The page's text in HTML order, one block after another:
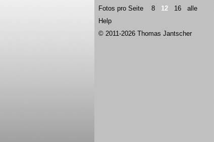
Fotos pro Seite 8 12 16
alle
Help
© 2011-2026 Thomas Jantscher